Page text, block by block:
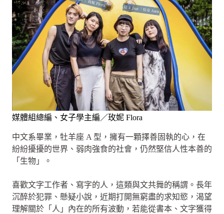
媒體組總編、女子學主編／玫妮 Flora
中文系畢業，牡羊座 A 型，擁有一顆擇善固執的心，在
紛紛擾擾的世界、弱肉強食的社會，仍然堅信人性本善的
「生物」。
喜歡文字工作者、寫字的人，這類與文共舞的稱謂。長年
沉醉於犯罪、懸疑小說，近期打開無窮盡的求知慾，渴望
理解關於「人」內在的所有波動，若能從書本、文字獲得